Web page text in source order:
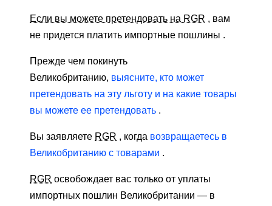
Если вы можете претендовать на RGR , вам
не придется платить импортные пошлины .
Прежде чем покинуть
Великобританию, выясните, кто может
претендовать на эту льготу и на какие товары
вы можете ее претендовать .
Вы заявляете RGR , когда возвращаетесь в
Великобританию с товарами .
RGR освобождает вас только от уплаты
импортных пошлин Великобритании — в